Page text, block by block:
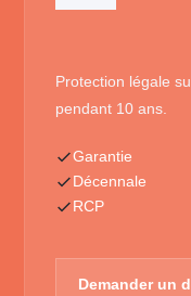
Protection légale
pendant 10 ans.
Garantie
Décennale
RCP
Demander un